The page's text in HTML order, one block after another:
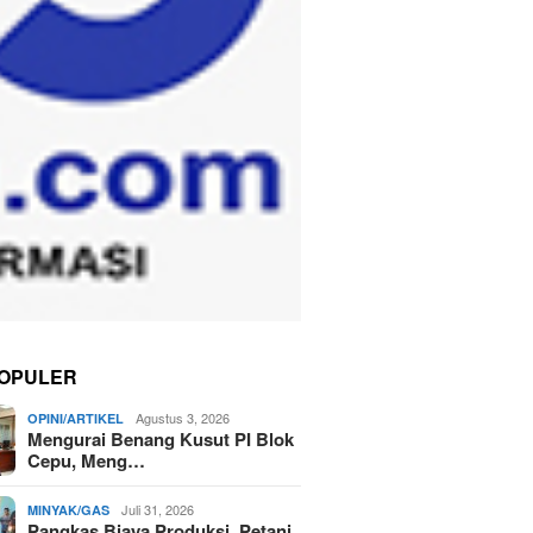
OPINI/ARTIKEL Agustus 3, 2026
Mengurai Benang Kusut PI Blok
Cepu, Meng…
MINYAK/GAS Juli 31, 2026